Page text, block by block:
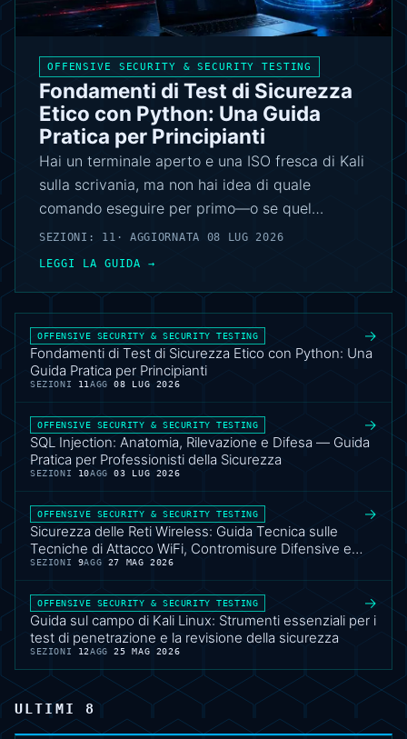
OFFENSIVE SECURITY & SECURITY TESTING
Fondamenti di Test di Sicurezza
Etico con Python: Una Guida
Pratica per Principianti
Hai un terminale aperto e una ISO fresca di Kali
sulla scrivania, ma non hai idea di quale
comando eseguire per primo—o se quel
comando sia anche legale. Questa guida è per
quel momento esatto. Partiamo da zero:
`password` non è la stessa cosa di una
variabile chiamata `PASSWORD`. Da lì
costruiamo un vocabolario di difesa—triade
CIA, CVE, scope, responsible disclosure—e
costruiamo una rete lab legalmente isolata che
chiamiamo Wintermute. Ogni categoria di
attacco è insegnata da due angolazioni: come
funziona concettualmente, e come la rileveresti
o bloccheresti. Non troverai qui codice exploit
live contro target reali. Troverai frammenti
Python commentati, checklist per il lab, e il
requisito esplicito di autorizzazione scritta
prima che qualsiasi tecnica lasci la tua rete
virtuale. Le Sezioni 1–4 stabiliscono il tuo toolkit
e le regole di base; le Sezioni 5–9 affrontano
ricognizione di rete, vulnerabilità delle
applicazioni web, concetti DoS, vettori wireless
e social, e meccanismi del malware senza
SEZIONI: 11 · AGGIORNATA 08 LUG 2026
LEGGI LA GUIDA →
OFFENSIVE SECURITY & SECURITY TESTING →
Fondamenti di Test di Sicurezza Etico con Python: Una
Guida Pratica per Principianti
SEZIONI 11AGG08 LUG 2026
OFFENSIVE SECURITY & SECURITY TESTING →
SQL Injection: Anatomia, Rilevazione e Difesa — Guida
Pratica per Professionisti della Sicurezza
SEZIONI 10AGG03 LUG 2026
OFFENSIVE SECURITY & SECURITY TESTING →
Sicurezza delle Reti Wireless: Guida Tecnica sulle
Tecniche di Attacco WiFi, Contromisure Difensive e
Analisi della Sicurezza
SEZIONI 9AGG 27 MAG 2026
OFFENSIVE SECURITY & SECURITY TESTING →
Guida sul campo di Kali Linux: Strumenti essenziali per i
test di penetrazione e la revisione della sicurezza
SEZIONI 12AGG25 MAG 2026
ULTIMI 8